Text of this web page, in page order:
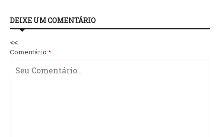
DEIXE UM COMENTÁRIO
<<
Comentário:*